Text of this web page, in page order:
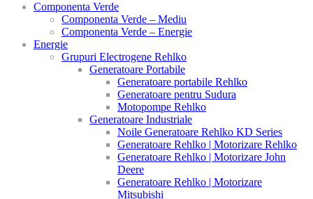
Componenta Verde
Componenta Verde – Mediu
Componenta Verde – Energie
Energie
Grupuri Electrogene Rehlko
Generatoare Portabile
Generatoare portabile Rehlko
Generatoare pentru Sudura
Motopompe Rehlko
Generatoare Industriale
Noile Generatoare Rehlko KD Series
Generatoare Rehlko | Motorizare Rehlko
Generatoare Rehlko | Motorizare John
Deere
Generatoare Rehlko | Motorizare
Mitsubishi